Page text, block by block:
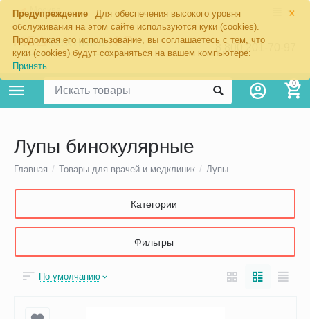
×
Предупреждение
Для обеспечения высокого уровня
обслуживания на этом сайте используются куки (cookies).
Продолжая его использование, вы соглашаетесь с тем, что
куки (cookies) будут сохраняться на вашем компьютере:
Принять
Москва
8 800 201-70-97
0
Лупы бинокулярные
Главная / Товары для врачей и медклиник / Лупы
Категории
Фильтры
По умолчанию